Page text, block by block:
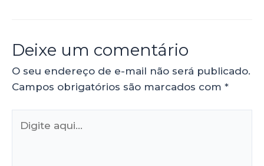
Deixe um comentário
O seu endereço de e-mail não será publicado.
Campos obrigatórios são marcados com *